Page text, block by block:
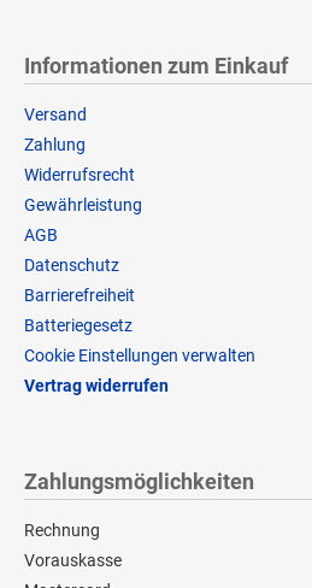
Informationen zum Einkauf
Versand
Zahlung
Widerrufsrecht
Gewährleistung
AGB
Datenschutz
Barrierefreiheit
Batteriegesetz
Cookie Einstellungen verwalten
Vertrag widerrufen
Zahlungsmöglichkeiten
Rechnung
Vorauskasse